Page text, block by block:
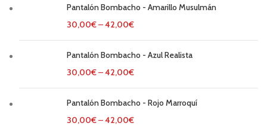
Pantalón Bombacho - Amarillo Musulmán
30,00€–42,00€
Pantalón Bombacho - Azul Realista
30,00€–42,00€
Pantalón Bombacho - Rojo Marroquí
30,00€–42,00€